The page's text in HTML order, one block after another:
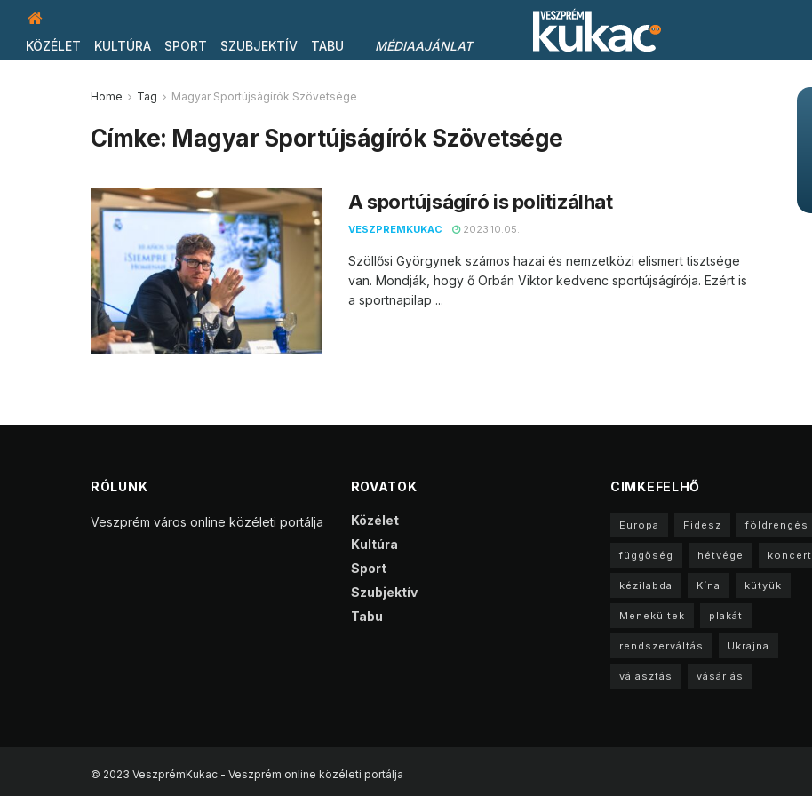
KÖZÉLET KULTÚRA SPORT SZUBJEKTÍV TABU MÉDIAAJÁNLAT
Home Tag Magyar Sportújságírók Szövetsége
Címke: Magyar Sportújságírók Szövetsége
A sportújságíró is politizálhat
VESZPREMKUKAC 2023.10.05.
Szöllősi Györgynek számos hazai és nemzetközi elismert tisztsége
van. Mondják, hogy ő Orbán Viktor kedvenc sportújságírója. Ezért is
a sportnapilap ...
RÓLUNK
Veszprém város online közéleti portálja
ROVATOK
Közélet
Kultúra
Sport
Szubjektív
Tabu
CIMKEFELHŐ
Europa Fidesz földrengés
függőség hétvége koncert
kézilabda Kína kütyük
Menekültek plakát
rendszerváltás Ukrajna
választás vásárlás
© 2023 VeszprémKukac - Veszprém online közéleti portálja